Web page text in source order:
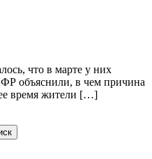
что в марте у них
объяснили, в чем причина
время жители […]